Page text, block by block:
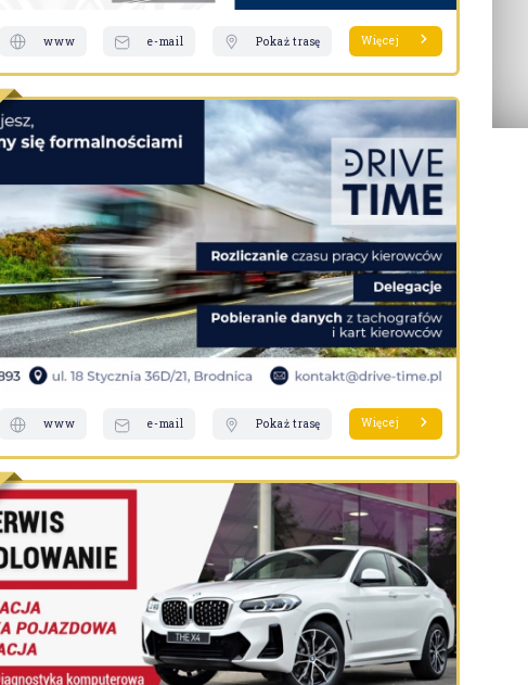
www e-mail Pokaż trasę Więcej
www e-mail Pokaż trasę Więcej